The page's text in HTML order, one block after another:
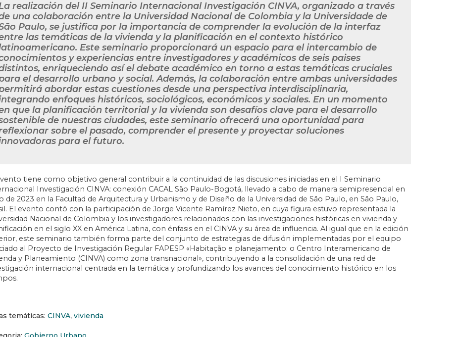
realización del II Seminario Internacional Investigación CINVA, organizado a través
una colaboración entre la Universidad Nacional de Colombia y la Universidade de
Paulo, se justifica por la importancia de comprender la evolución de la interfaz
las temáticas de la vivienda y la planificación en el contexto histórico
Este seminario proporcionará un espacio para el intercambio de
y experiencias entre investigadores y académicos de seis paises
enriqueciendo así el debate académico en torno a estas temáticas cruciales
el desarrollo urbano y social. Además, la colaboración entre ambas universidades
abordar estas cuestiones desde una perspectiva interdisciplinaria,
enfoques históricos, sociológicos, económicos y sociales. En un momento
que la planificación territorial y la vivienda son desafíos clave para el desarrollo
de nuestras ciudades, este seminario ofrecerá una oportunidad para
sobre el pasado, comprender el presente y proyectar soluciones
para el futuro.
tiene como objetivo general contribuir a la continuidad de las discusiones iniciadas en el I Seminario
Investigación CINVA: conexión CACAL São Paulo-Bogotá, llevado a cabo de manera semipresencial en
de 2023 en la Facultad de Arquitectura y Urbanismo y de Diseño de la Universidad de São Paulo, en São Paulo,
El evento contó con la participación de Jorge Vicente Ramírez Nieto, en cuya figura estuvo representada la
Nacional de Colombia y los investigadores relacionados con las investigaciones históricas en vivienda y
en el siglo XX en América Latina, con énfasis en el CINVA y su área de influencia. Al igual que en la edición
este seminario también forma parte del conjunto de estrategias de difusión implementadas por el equipo
al Proyecto de Investigación Regular FAPESP «Habitação e planejamento: o Centro Interamericano de
y Planeamiento (CINVA) como zona transnacional», contribuyendo a la consolidación de una red de
internacional centrada en la temática y profundizando los avances del conocimiento histórico en los
temáticas: CINVA, vivienda